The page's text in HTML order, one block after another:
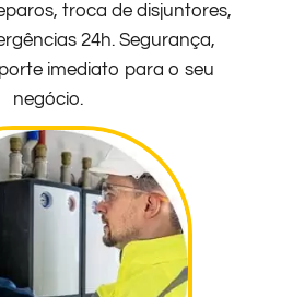
troca de disjuntores,
24h. Segurança,
imediato para o seu
negócio.